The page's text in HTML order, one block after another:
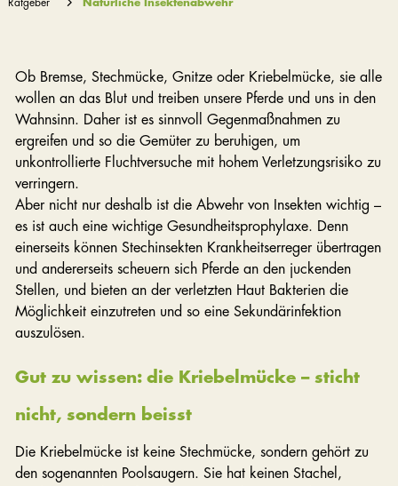
Ratgeber Natürliche Insektenabwehr
Ob Bremse, Stechmücke, Gnitze oder Kriebelmücke, sie alle
wollen an das Blut und treiben unsere Pferde und uns in den
Wahnsinn. Daher ist es sinnvoll Gegenmaßnahmen zu
ergreifen und so die Gemüter zu beruhigen, um
unkontrollierte Fluchtversuche mit hohem Verletzungsrisiko zu
verringern.
Aber nicht nur deshalb ist die Abwehr von Insekten wichtig –
es ist auch eine wichtige Gesundheitsprophylaxe. Denn
einerseits können Stechinsekten Krankheitserreger übertragen
und andererseits scheuern sich Pferde an den juckenden
Stellen, und bieten an der verletzten Haut Bakterien die
Möglichkeit einzutreten und so eine Sekundärinfektion
auszulösen.
Gut zu wissen: die Kriebelmücke – sticht
nicht, sondern beisst
Die Kriebelmücke ist keine Stechmücke, sondern gehört zu
den sogenannten Poolsaugern. Sie hat keinen Stachel,